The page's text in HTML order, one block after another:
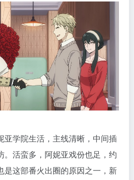
亚学院生活，主线清晰，中间插
。活蛮多，阿妮亚戏份也足，约
是这部番火出圈的原因之一，新